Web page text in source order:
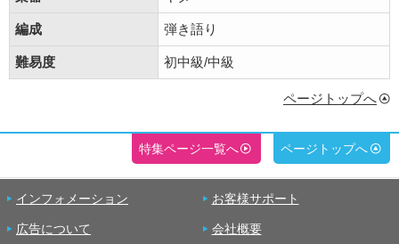
編成 弾き語り
難易度 初中級/中級
ページトップへ
特集ページ一覧へ ページトップへ
インフォメーション お客様サポート
広告について 会社概要